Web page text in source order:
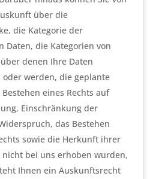
über die
die Kategorie der
Daten, die Kategorien von
denen Ihre Daten
werden, die geplante
eines Rechts auf
Einschränkung der
das Bestehen
sowie die Herkunft ihrer
nicht bei uns erhoben wurden,
Ihnen ein Auskunftsrecht